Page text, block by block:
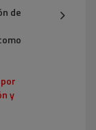
de
y